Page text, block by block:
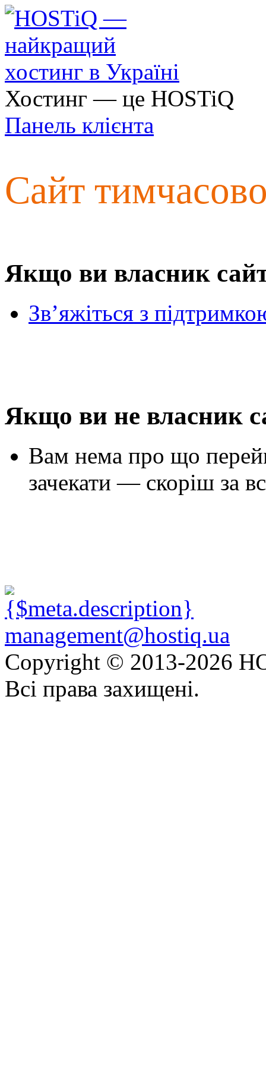
Хостинг — це HOSTiQ
Панель клієнта
Сайт
Якщо ви власник
Зв’яжіться з
Якщо ви не власник
Вам нема про що
зачекати — скоріш за
management@hostiq.ua
Copyright © 2013-2026
Всі права захищені.